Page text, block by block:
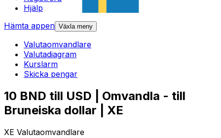
Hjälp
Hämta appen Växla meny
Valutaomvandlare
Valutadiagram
Kurslarm
Skicka pengar
10 BND till USD | Omvandla - till
Bruneiska dollar | XE
XE Valutaomvandlare